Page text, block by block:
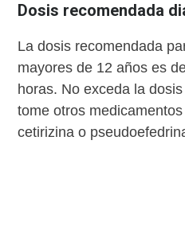
Dosis recomendada
La dosis recomendada
mayores de 12 años es
horas. No exceda la
tome otros
cetirizina o